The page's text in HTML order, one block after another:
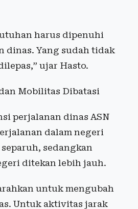
harus dipenuhi
dinas. Yang sudah tidak
ujar Hasto.
Mobilitas Dibatasi
perjalanan dinas ASN
dalam negeri
sedangkan
ditekan lebih jauh.
untuk mengubah
Untuk aktivitas jarak